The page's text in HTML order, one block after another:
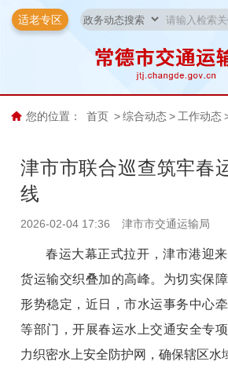
适老专区
您的位置： 首页 > 综合动态 > 工作动态
津市市联合巡查筑牢春
线
2026-02-04 17:36 津市市交通运输局
春运大幕正式拉开，津市港迎
货运输交织叠加的高峰。为切实保
形势稳定，近日，市水运事务中心
等部门，开展春运水上交通安全专
力织密水上安全防护网，确保辖区水